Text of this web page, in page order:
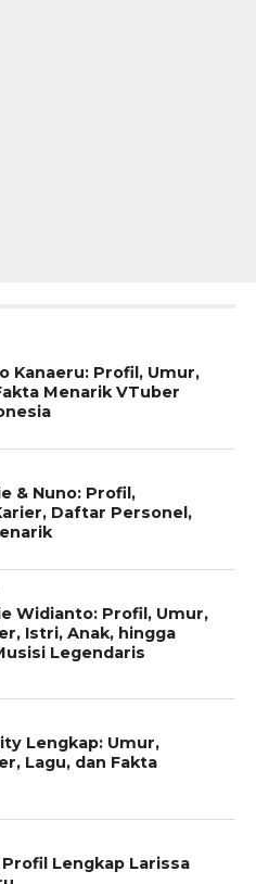
Kanaeru: Profil, Umur,
Menarik VTuber
& Nuno: Profil,
Daftar Personel,
Widianto: Profil, Umur,
Istri, Anak, hingga
Legendaris
Lengkap: Umur,
Lagu, dan Fakta
Lengkap Larissa